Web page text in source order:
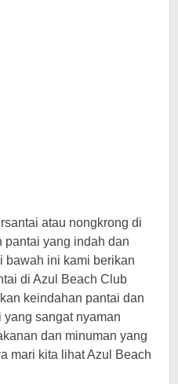
atau nongkrong di
pantai yang indah dan
bawah ini kami berikan
di Azul Beach Club
keindahan pantai dan
sangat nyaman
dan minuman yang
mari kita lihat Azul Beach